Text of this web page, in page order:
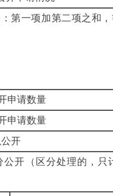
第一项加第二项之和
申请数量
申请数量
公开
公开 （区分处理的，只